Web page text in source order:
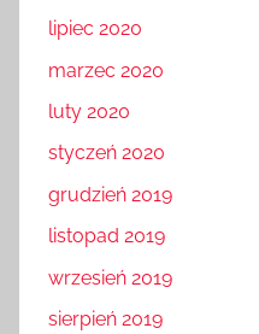
lipiec 2020
marzec 2020
luty 2020
styczeń 2020
grudzień 2019
listopad 2019
wrzesień 2019
sierpień 2019